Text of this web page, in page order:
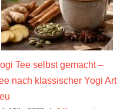
Tee selbst gemacht –
nach klassischer Yogi Art